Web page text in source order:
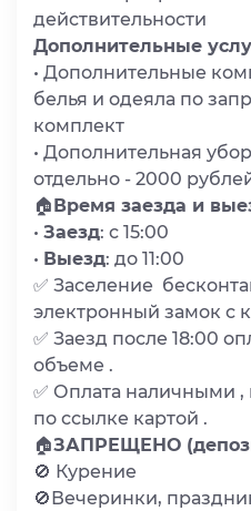
действительности
Дополнительные
• Дополнительные
белья и одеяла по
комплект
• Дополнительная
отдельно - 2000
🏠Время заезда и
• Заезд: с 15:00
• Выезд: до 11:00
✅ Заселение
электронный замок с
✅ Заезд после 18:00
объеме .
✅ Оплата наличными ,
по ссылке картой .
🏠ЗАПРЕЩЕНО
🚫 Курение
🚫Вечеринки,